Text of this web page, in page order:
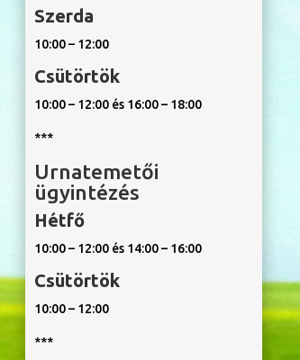
Szerda
10:00 – 12:00
Csütörtök
10:00 – 12:00 és 16:00 – 18:00
***
Urnatemetői
ügyintézés
Hétfő
10:00 – 12:00 és 14:00 – 16:00
Csütörtök
10:00 – 12:00
***